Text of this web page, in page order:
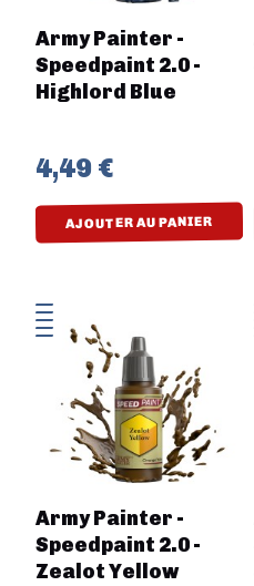
Army Painter -
Speedpaint 2.0 -
Highlord Blue
4,49 €
AJOUTER AU PANIER
Army Painter -
Speedpaint 2.0 -
Zealot Yellow